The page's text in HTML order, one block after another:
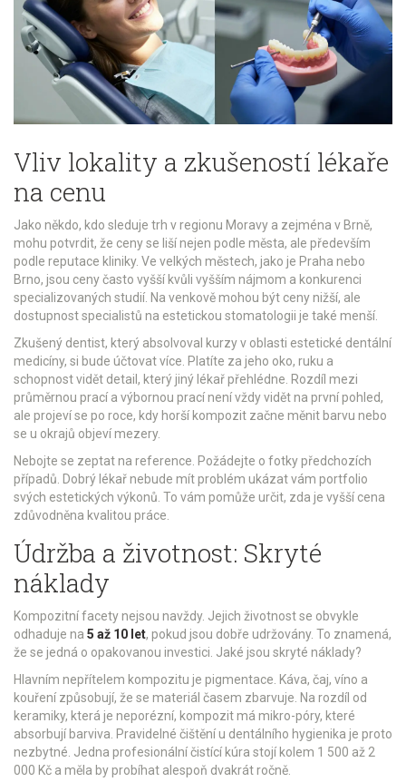
Vliv lokality a zkušeností lékaře
na cenu
Jako někdo, kdo sleduje trh v regionu Moravy a zejména vBrně,
mohu potvrdit, že ceny se liší nejen podle města, ale především
podle reputace kliniky. Ve velkých městech, jako je Praha nebo
Brno, jsou ceny často vyšší kvůli vyšším nájmom a konkurenci
specializovaných studií. Na venkově mohou být ceny nižší, ale
dostupnost specialistů na estetickou stomatologii je také menší.
Zkušený dentist, který absolvoval kurzy v oblasti estetické dentální
medicíny, si bude účtovat více. Platíte za jeho oko, ruku a
schopnost vidět detail, který jiný lékař přehlédne. Rozdíl mezi
průměrnou prací a výbornou prací není vždy vidět na první pohled,
ale projeví se po roce, kdy horší kompozit začne měnit barvu nebo
se u okrajů objeví mezery.
Nebojte se zeptat na reference. Požádejte o fotky předchozích
případů. Dobrý lékař nebude mít problém ukázat vám portfolio
svých estetických výkonů. To vám pomůže určit, zda je vyšší cena
zdůvodněna kvalitou práce.
Údržba a životnost: Skryté
náklady
Kompozitní facety nejsou navždy. Jejich životnost se obvykle
odhaduje na 5 až 10 let, pokud jsou dobře udržovány. To znamená,
že se jedná o opakovanou investici. Jaké jsou skryté náklady?
Hlavním nepřítelem kompozitu je pigmentace. Káva, čaj, víno a
kouření způsobují, že se materiál časem zbarvuje. Na rozdíl od
keramiky, která je neporézní, kompozit má mikro-póry, které
absorbují barviva. Pravidelné čištění u dentálního hygienika je proto
nezbytné. Jedna profesionální čistící kúra stojí kolem 1 500 až 2
000 Kč a měla by probíhat alespoň dvakrát ročně.